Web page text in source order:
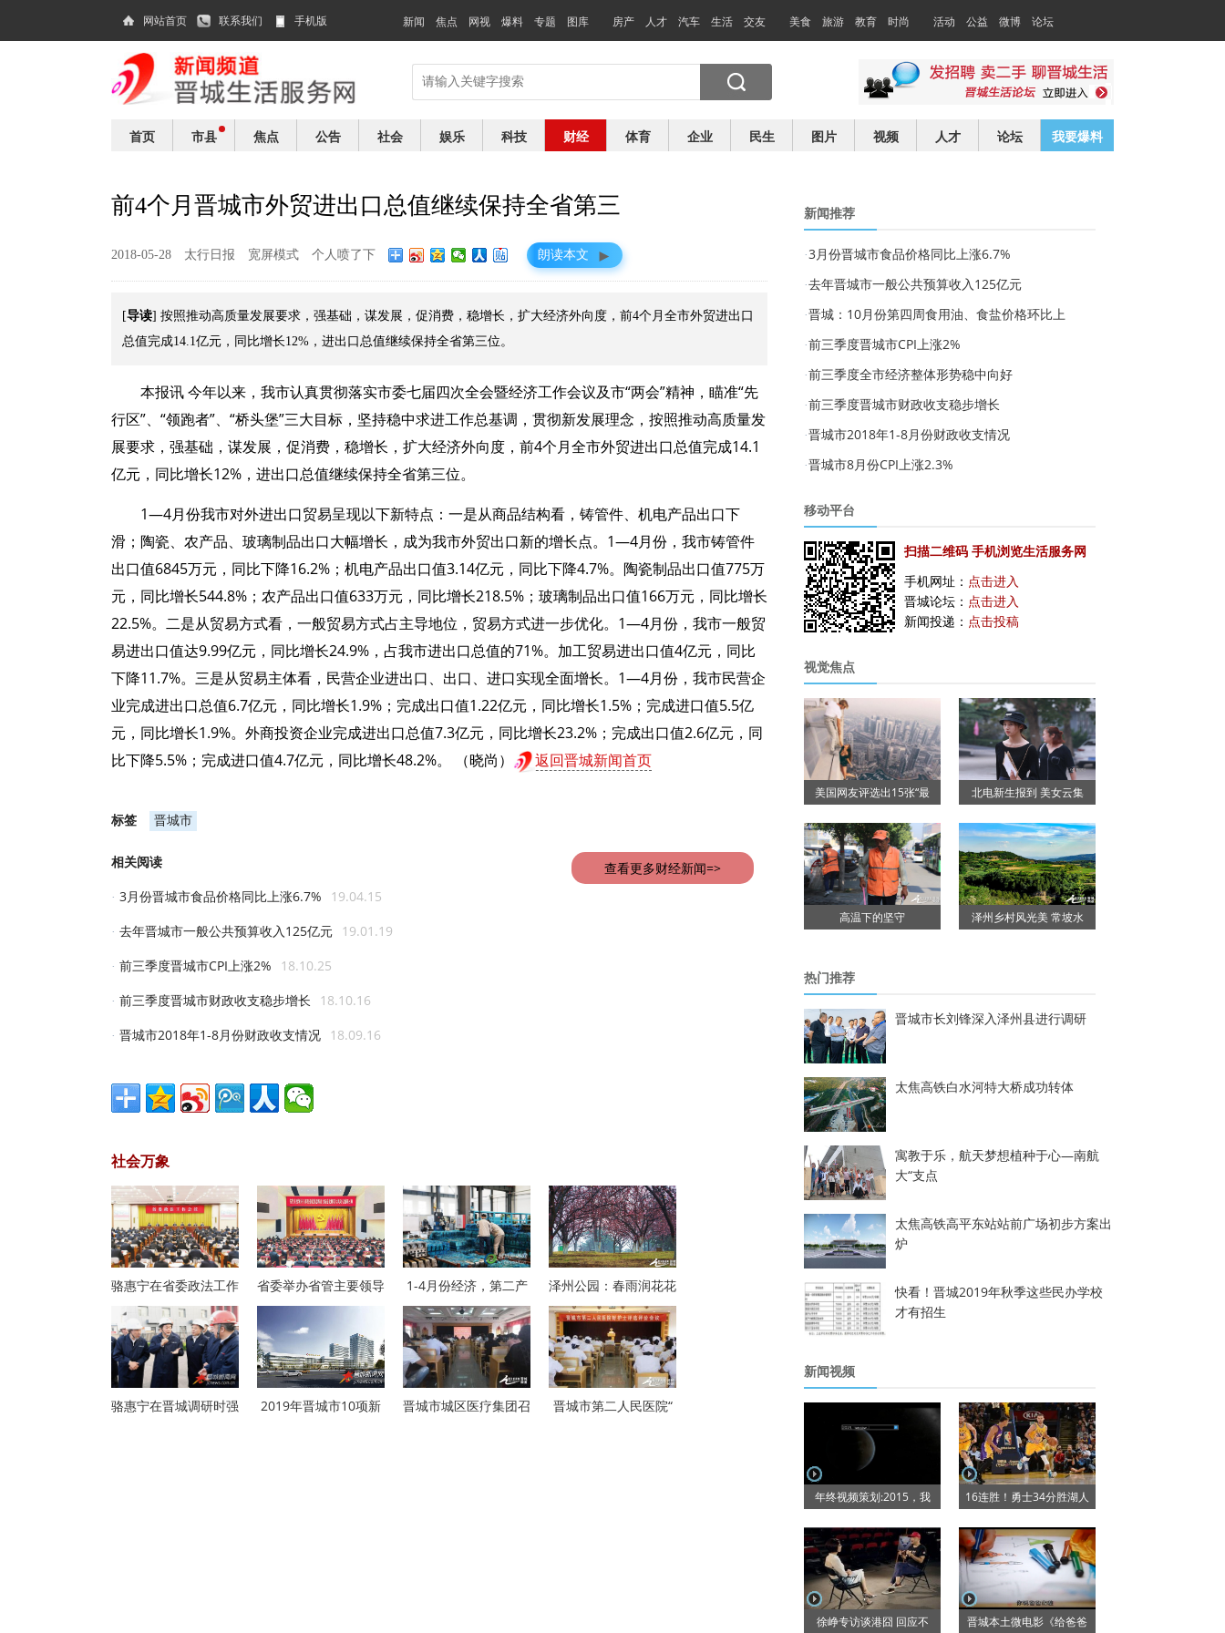
网站首页 联系我们 手机版 新闻 焦点 网视 爆料 专题 图库 房产 人才 汽车 生活 交友 美食 旅游 教育 时尚 活动 公益 微博 论坛
首页 市县 焦点 公告 社会 娱乐 科技 财经 体育 企业 民生 图片 视频 人才 论坛 我要爆料
前4个月晋城市外贸进出口总值继续保持全省第三
2018-05-28 太行日报 宽屏模式 个人喷了下 朗读本文 ►
[导读] 按照推动高质量发展要求，强基础，谋发展，促消费，稳增长，扩大经济外向度，前4个月全市外贸进出口
总值完成14.1亿元，同比增长12%，进出口总值继续保持全省第三位。
本报讯 今年以来，我市认真贯彻落实市委七届四次全会暨经济工作会议及市“两会”精神，瞄准“先
行区”、“领跑者”、“桥头堡”三大目标，坚持稳中求进工作总基调，贯彻新发展理念，按照推动高质量发
展要求，强基础，谋发展，促消费，稳增长，扩大经济外向度，前4个月全市外贸进出口总值完成14.1
亿元，同比增长12%，进出口总值继续保持全省第三位。
1—4月份我市对外进出口贸易呈现以下新特点：一是从商品结构看，铸管件、机电产品出口下
滑；陶瓷、农产品、玻璃制品出口大幅增长，成为我市外贸出口新的增长点。1—4月份，我市铸管件
出口值6845万元，同比下降16.2%；机电产品出口值3.14亿元，同比下降4.7%。陶瓷制品出口值775万
元，同比增长544.8%；农产品出口值633万元，同比增长218.5%；玻璃制品出口值166万元，同比增长
22.5%。二是从贸易方式看，一般贸易方式占主导地位，贸易方式进一步优化。1—4月份，我市一般贸
易进出口值达9.99亿元，同比增长24.9%，占我市进出口总值的71%。加工贸易进出口值4亿元，同比
下降11.7%。三是从贸易主体看，民营企业进出口、出口、进口实现全面增长。1—4月份，我市民营企
业完成进出口总值6.7亿元，同比增长1.9%；完成出口值1.22亿元，同比增长1.5%；完成进口值5.5亿
元，同比增长1.9%。外商投资企业完成进出口总值7.3亿元，同比增长23.2%；完成出口值2.6亿元，同
比下降5.5%；完成进口值4.7亿元，同比增长48.2%。 （晓尚）
返回晋城新闻首页
标签 晋城市
相关阅读 查看更多财经新闻=>
· 3月份晋城市食品价格同比上涨6.7% 19.04.15
· 去年晋城市一般公共预算收入125亿元 19.01.19
· 前三季度晋城市CPI上涨2% 18.10.25
· 前三季度晋城市财政收支稳步增长 18.10.16
· 晋城市2018年1-8月份财政收支情况 18.09.16
社会万象
骆惠宁在省委政法工作 省委举办省管主要领导 1-4月份经济，第二产 泽州公园：春雨润花花
骆惠宁在晋城调研时强
2019年晋城市10项新
晋城市城区医疗集团召 晋城市第二人民医院“
新闻推荐
·3月份晋城市食品价格同比上涨6.7%
·去年晋城市一般公共预算收入125亿元
·晋城：10月份第四周食用油、食盐价格环比上
·前三季度晋城市CPI上涨2%
·前三季度全市经济整体形势稳中向好
·前三季度晋城市财政收支稳步增长
·晋城市2018年1-8月份财政收支情况
·晋城市8月份CPI上涨2.3%
移动平台
扫描二维码 手机浏览生活服务网
手机网址： 点击进入
晋城论坛： 点击进入
新闻投递： 点击投稿
视觉焦点
美国网友评选出15张“最 北电新生报到 美女云集
高温下的坚守 泽州乡村风光美 常坡水
热门推荐
晋城市长刘锋深入泽州县进行调研
太焦高铁白水河特大桥成功转体
寓教于乐，航天梦想植种于心—南航
大“支点
太焦高铁高平东站站前广场初步方案出
炉
快看！晋城2019年秋季这些民办学校
才有招生
新闻视频
年终视频策划:2015，我 16连胜！勇士34分胜湖人
徐峥专访谈港囧 回应不 晋城本土微电影《给爸爸